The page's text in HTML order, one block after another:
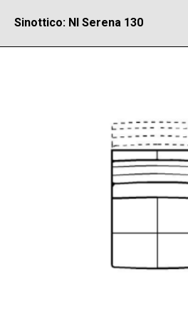
Sinottico: NI Serena 130